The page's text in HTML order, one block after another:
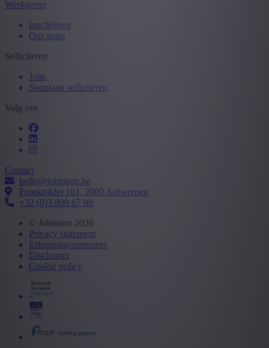
Werkgever
Inschrijven
Ons team
Solliciteren
Jobs
Spontaan solliciteren
Volg ons
Contact
hello@jobinson.be
Frankrijklei 101, 2000 Antwerpen
+32 (0)3 800 67 89
© Jobinson 2026
Privacy statement
Erkenningsnummers
Disclaimer
Cookie policy